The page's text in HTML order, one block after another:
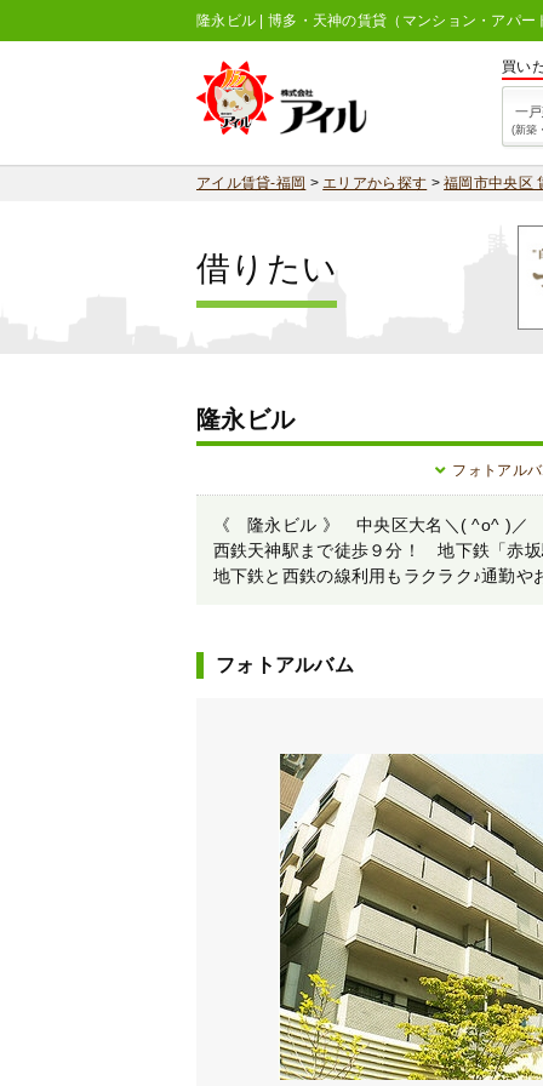
隆永ビル | 博多・天神の賃貸（マンション・アパー
買い
一
(新築
アイル賃貸-福岡 >エリアから探す >福岡市中央区
借りたい
隆永ビル
フォトアル
《 隆永ビル 》 中央区大名＼( ^o^ )／
西鉄天神駅まで徒歩９分！ 地下鉄「赤
地下鉄と西鉄の線利用もラクラク♪通勤
フォトアルバム